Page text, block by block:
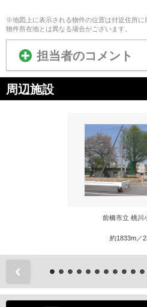
※地図上に表示される物件の位置は付近住所
物件所在地とは異なる場合がございます。
担当者のコメント
周辺施設
前橋市立 桃川
約1833m／